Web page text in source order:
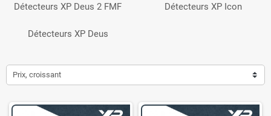
Détecteurs XP Deus 2 FMF Détecteurs XP Icon
Détecteurs XP Deus
Prix, croissant